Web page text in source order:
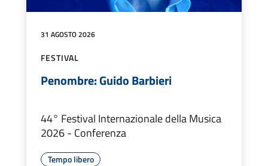
31 AGOSTO 2026
FESTIVAL
Penombre: Guido Barbieri
44° Festival Internazionale della Musica
2026 - Conferenza
Tempo libero